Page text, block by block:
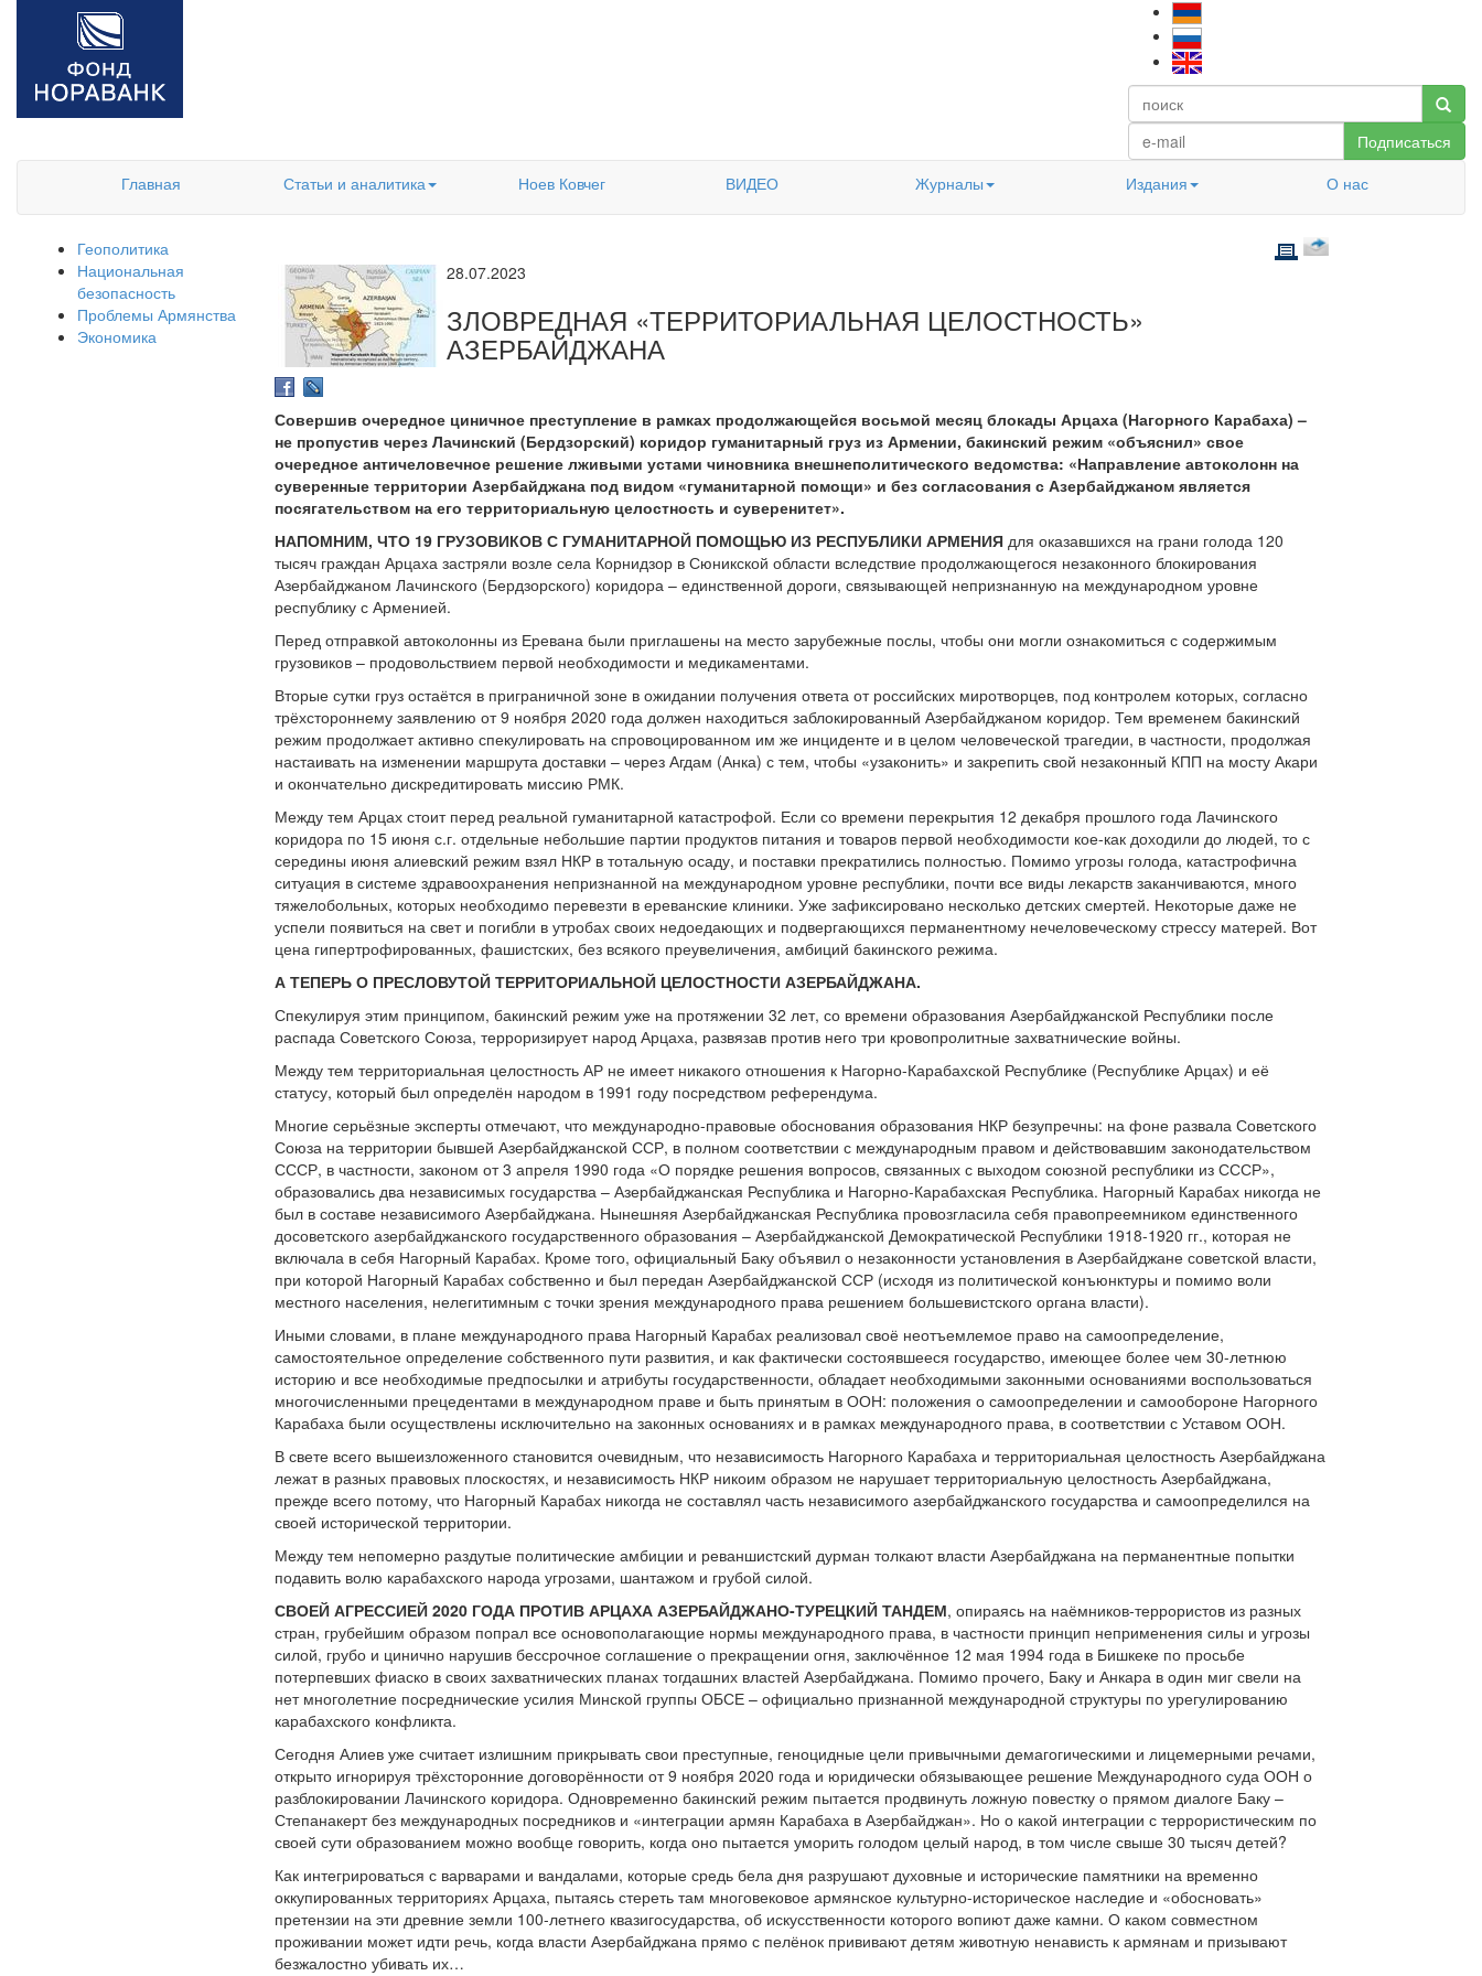
Подписаться
Главная
Статьи и аналитика Ноев Ковчег ВИДЕО Журналы Издания О нас
Геополитика
Национальная
безопасность
Проблемы Армянства
Экономика
28.07.2023
ЗЛОВРЕДНАЯ «ТЕРРИТОРИАЛЬНАЯ ЦЕЛОСТНОСТЬ»
АЗЕРБАЙДЖАНА
Совершив очередное циничное преступление в рамках продолжающейся восьмой месяц блокады Арцаха (Нагорного Карабаха) –
не пропустив через Лачинский (Бердзорский) коридор гуманитарный груз из Армении, бакинский режим «объяснил» свое
очередное античеловечное решение лживыми устами чиновника внешнеполитического ведомства: «Направление автоколонн на
суверенные территории Азербайджана под видом «гуманитарной помощи» и без согласования с Азербайджаном является
посягательством на его территориальную целостность и суверенитет».
НАПОМНИМ, ЧТО 19 ГРУЗОВИКОВ С ГУМАНИТАРНОЙ ПОМОЩЬЮ ИЗ РЕСПУБЛИКИ АРМЕНИЯ для оказавшихся на грани голода 120
тысяч граждан Арцаха застряли возле села Корнидзор в Сюникской области вследствие продолжающегося незаконного блокирования
Азербайджаном Лачинского (Бердзорского) коридора – единственной дороги, связывающей непризнанную на международном уровне
республику с Арменией.
Перед отправкой автоколонны из Еревана были приглашены на место зарубежные послы, чтобы они могли ознакомиться с содержимым
грузовиков – продовольствием первой необходимости и медикаментами.
Вторые сутки груз остаётся в приграничной зоне в ожидании получения ответа от российских миротворцев, под контролем которых, согласно
трёхстороннему заявлению от 9 ноября 2020 года должен находиться заблокированный Азербайджаном коридор. Тем временем бакинский
режим продолжает активно спекулировать на спровоцированном им же инциденте и в целом человеческой трагедии, в частности, продолжая
настаивать на изменении маршрута доставки – через Агдам (Анка) с тем, чтобы «узаконить» и закрепить свой незаконный КПП на мосту Акари
и окончательно дискредитировать миссию РМК.
Между тем Арцах стоит перед реальной гуманитарной катастрофой. Если со времени перекрытия 12 декабря прошлого года Лачинского
коридора по 15 июня с.г. отдельные небольшие партии продуктов питания и товаров первой необходимости кое-как доходили до людей, то с
середины июня алиевский режим взял НКР в тотальную осаду, и поставки прекратились полностью. Помимо угрозы голода, катастрофична
ситуация в системе здравоохранения непризнанной на международном уровне республики, почти все виды лекарств заканчиваются, много
тяжелобольных, которых необходимо перевезти в ереванские клиники. Уже зафиксировано несколько детских смертей. Некоторые даже не
успели появиться на свет и погибли в утробах своих недоедающих и подвергающихся перманентному нечеловеческому стрессу матерей. Вот
цена гипертрофированных, фашистских, без всякого преувеличения, амбиций бакинского режима.
А ТЕПЕРЬ О ПРЕСЛОВУТОЙ ТЕРРИТОРИАЛЬНОЙ ЦЕЛОСТНОСТИ АЗЕРБАЙДЖАНА.
Спекулируя этим принципом, бакинский режим уже на протяжении 32 лет, со времени образования Азербайджанской Республики после
распада Советского Союза, терроризирует народ Арцаха, развязав против него три кровопролитные захватнические войны.
Между тем территориальная целостность АР не имеет никакого отношения к Нагорно-Карабахской Республике (Республике Арцах) и её
статусу, который был определён народом в 1991 году посредством референдума.
Многие серьёзные эксперты отмечают, что международно-правовые обоснования образования НКР безупречны: на фоне развала Советского
Союза на территории бывшей Азербайджанской ССР, в полном соответствии с международным правом и действовавшим законодательством
СССР, в частности, законом от 3 апреля 1990 года «О порядке решения вопросов, связанных с выходом союзной республики из СССР»,
образовались два независимых государства – Азербайджанская Республика и Нагорно-Карабахская Республика. Нагорный Карабах никогда не
был в составе независимого Азербайджана. Нынешняя Азербайджанская Республика провозгласила себя правопреемником единственного
досоветского азербайджанского государственного образования – Азербайджанской Демократической Республики 1918-1920 гг., которая не
включала в себя Нагорный Карабах. Кроме того, официальный Баку объявил о незаконности установления в Азербайджане советской власти,
при которой Нагорный Карабах собственно и был передан Азербайджанской ССР (исходя из политической конъюнктуры и помимо воли
местного населения, нелегитимным с точки зрения международного права решением большевистского органа власти).
Иными словами, в плане международного права Нагорный Карабах реализовал своё неотъемлемое право на самоопределение,
самостоятельное определение собственного пути развития, и как фактически состоявшееся государство, имеющее более чем 30-летнюю
историю и все необходимые предпосылки и атрибуты государственности, обладает необходимыми законными основаниями воспользоваться
многочисленными прецедентами в международном праве и быть принятым в ООН: положения о самоопределении и самообороне Нагорного
Карабаха были осуществлены исключительно на законных основаниях и в рамках международного права, в соответствии с Уставом ООН.
В свете всего вышеизложенного становится очевидным, что независимость Нагорного Карабаха и территориальная целостность Азербайджана
лежат в разных правовых плоскостях, и независимость НКР никоим образом не нарушает территориальную целостность Азербайджана,
прежде всего потому, что Нагорный Карабах никогда не составлял часть независимого азербайджанского государства и самоопределился на
своей исторической территории.
Между тем непомерно раздутые политические амбиции и реваншистский дурман толкают власти Азербайджана на перманентные попытки
подавить волю карабахского народа угрозами, шантажом и грубой силой.
СВОЕЙ АГРЕССИЕЙ 2020 ГОДА ПРОТИВ АРЦАХА АЗЕРБАЙДЖАНО-ТУРЕЦКИЙ ТАНДЕМ, опираясь на наёмников-террористов из разных
стран, грубейшим образом попрал все основополагающие нормы международного права, в частности принцип неприменения силы и угрозы
силой, грубо и цинично нарушив бессрочное соглашение о прекращении огня, заключённое 12 мая 1994 года в Бишкеке по просьбе
потерпевших фиаско в своих захватнических планах тогдашних властей Азербайджана. Помимо прочего, Баку и Анкара в один миг свели на
нет многолетние посреднические усилия Минской группы ОБСЕ – официально признанной международной структуры по урегулированию
карабахского конфликта.
Сегодня Алиев уже считает излишним прикрывать свои преступные, геноцидные цели привычными демагогическими и лицемерными речами,
открыто игнорируя трёхсторонние договорённости от 9 ноября 2020 года и юридически обязывающее решение Международного суда ООН о
разблокировании Лачинского коридора. Одновременно бакинский режим пытается продвинуть ложную повестку о прямом диалоге Баку –
Степанакерт без международных посредников и «интеграции армян Карабаха в Азербайджан». Но о какой интеграции с террористическим по
своей сути образованием можно вообще говорить, когда оно пытается уморить голодом целый народ, в том числе свыше 30 тысяч детей?
Как интегрироваться с варварами и вандалами, которые средь бела дня разрушают духовные и исторические памятники на временно
оккупированных территориях Арцаха, пытаясь стереть там многовековое армянское культурно-историческое наследие и «обосновать»
претензии на эти древние земли 100-летнего квазигосударства, об искусственности которого вопиют даже камни. О каком совместном
проживании может идти речь, когда власти Азербайджана прямо с пелёнок прививают детям животную ненависть к армянам и призывают
безжалостно убивать их…